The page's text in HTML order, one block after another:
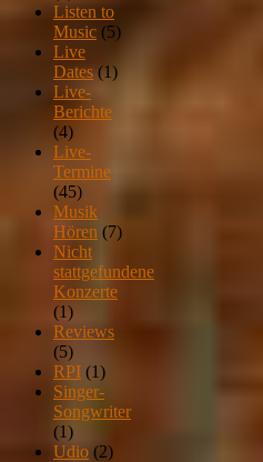
Listen to
Music (5)
Live
Dates (1)
Live-
Berichte
(4)
Live-
Termine
(45)
Musik
Hören (7)
Nicht
stattgefundene
Konzerte
(1)
Reviews
(5)
RPI (1)
Singer-
Songwriter
(1)
Udio (2)